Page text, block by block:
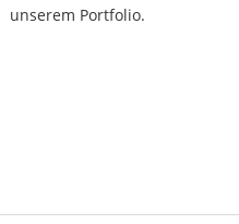
unserem Portfolio.